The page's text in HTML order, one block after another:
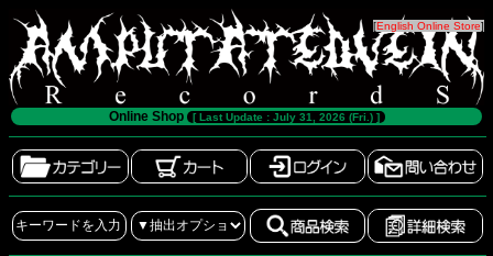
[English Online Store]
Online Shop [ Last Update : July 31, 2026 (Fri.) ]